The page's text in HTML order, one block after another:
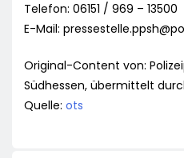
Telefon: 06151 / 969 – 13500
E-Mail:
Original-Content von:
Südhessen, übermittelt
Quelle: ots